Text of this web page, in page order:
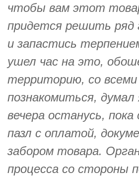
чтобы вам этот
придется решить ряд
и запастись
ушел час на это,
территорию, со всеми
познакомиться,
вечера останусь, пока
пазл с оплатой,
забором товара.
процесса со стороны